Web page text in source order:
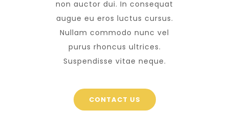
non auctor dui. In consequat
augue eu eros luctus cursus.
Nullam commodo nunc vel
purus rhoncus ultrices.
Suspendisse vitae neque.
CONTACT US